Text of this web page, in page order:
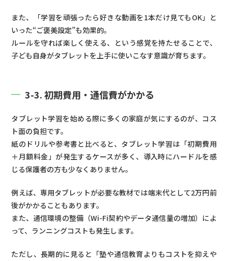
また、「学習を頑張ったら好きな動画を1本だけ見てもOK」と
いった“ご褒美設定”も効果的。
ルールを守れば楽しく使える、という感覚を持たせることで、
子ども自身がタブレットを上手に使いこなす意識が育ちます。
3-3. 初期費用・通信費がかかる
タブレット学習を始める際に多くの家庭が気にするのが、コス
ト面の負担です。
紙のドリルや参考書と比べると、タブレット学習は「初期費用
＋月額料金」が発生するケースが多く、導入時にハードルを感
じる保護者の方も少なくありません。
例えば、専用タブレットが必要な教材では端末代として2万円前
後がかかることもあります。
また、通信環境の整備（Wi-Fi契約やデータ通信量の増加）によ
って、ランニングコストも発生します。
ただし、長期的に見ると「塾や通信教育よりもコストを抑えや